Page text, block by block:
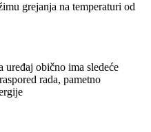
grejanja na temperaturi od
obično ima sledeće
rada, pametno